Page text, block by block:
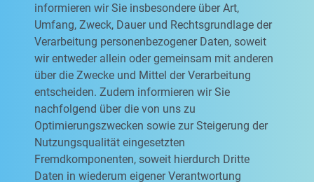
informieren wir Sie insbesondere über Art,
Umfang, Zweck, Dauer und Rechtsgrundlage der
Verarbeitung personenbezogener Daten, soweit
wir entweder allein oder gemeinsam mit anderen
über die Zwecke und Mittel der Verarbeitung
entscheiden. Zudem informieren wir Sie
nachfolgend über die von uns zu
Optimierungszwecken sowie zur Steigerung der
Nutzungsqualität eingesetzten
Fremdkomponenten, soweit hierdurch Dritte
Daten in wiederum eigener Verantwortung